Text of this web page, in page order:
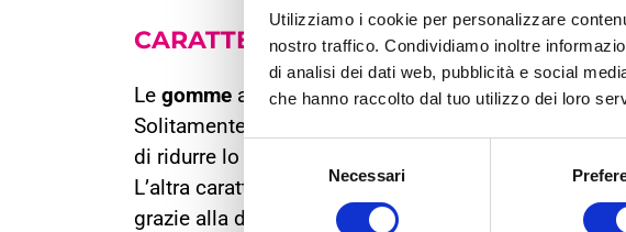
Utilizziamo i cookie per personalizzare
nostro traffico. Condividiamo inoltre
di analisi dei dati web, pubblicità e social
che hanno raccolto dal tuo utilizzo dei loro
Necessari
CARATTERISTICHE DEGLI
Le gomme adatte aicampersono riconoscibili
Solitamente possiedono una
di ridurre lo spazio di frenata, fattore importante
L’altra caratteristica di una buona
gomma da camper
grazie alla doppia tela di carcassa riesce a